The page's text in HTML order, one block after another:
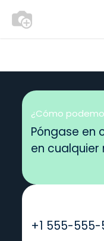
¿Cómo
Póngase en
en
+1 555-